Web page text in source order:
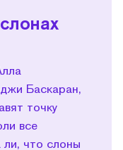
Баскаран,
точку
все
ли, что слоны